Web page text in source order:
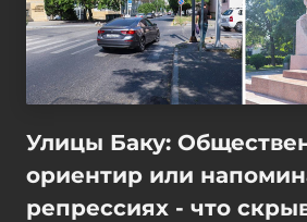
Улицы Баку:
ориентир или
репрессиях - что